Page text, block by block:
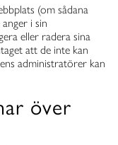
(om sådana
i sin
eller radera sina
att de inte kan
administratörer kan
över